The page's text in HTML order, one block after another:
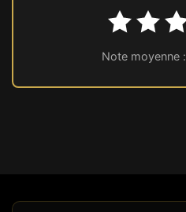
Note moyenne :